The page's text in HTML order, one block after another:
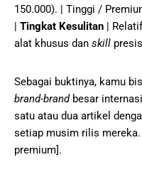
150.000). | Tinggi /
| Tingkat Kesulitan |
alat khusus dan skill
Sebagai buktinya, kamu
brand-brandbesar
satu atau dua artikel
setiap musim rilis
premium].